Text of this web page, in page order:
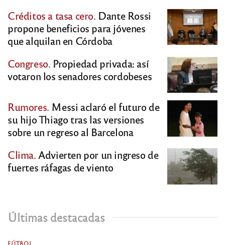
Créditos a tasa cero. Dante Rossi
propone beneficios para jóvenes
que alquilan en Córdoba
Congreso. Propiedad privada: así
votaron los senadores cordobeses
Rumores. Messi aclaró el futuro de
su hijo Thiago tras las versiones
sobre un regreso al Barcelona
Clima. Advierten por un ingreso de
fuertes ráfagas de viento
Últimas destacadas
FÚTBOL